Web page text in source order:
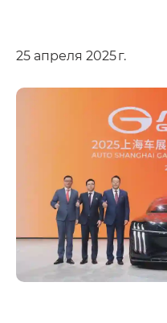
25 апреля 2025 г.